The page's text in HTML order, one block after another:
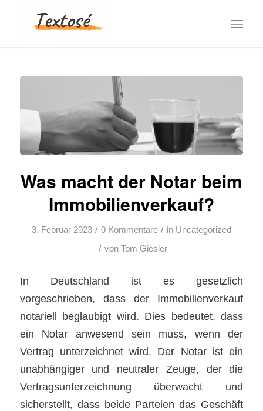
Was macht der Notar beim
Immobilienverkauf?
3. Februar 2023 / 0 Kommentare / in Uncategorized
/ von Tom Giesler
In Deutschland ist es gesetzlich
vorgeschrieben, dass der Immobilienverkauf
notariell beglaubigt wird. Dies bedeutet, dass
ein Notar anwesend sein muss, wenn der
Vertrag unterzeichnet wird. Der Notar ist ein
unabhängiger und neutraler Zeuge, der die
Vertragsunterzeichnung überwacht und
sicherstellt, dass beide Parteien das Geschäft